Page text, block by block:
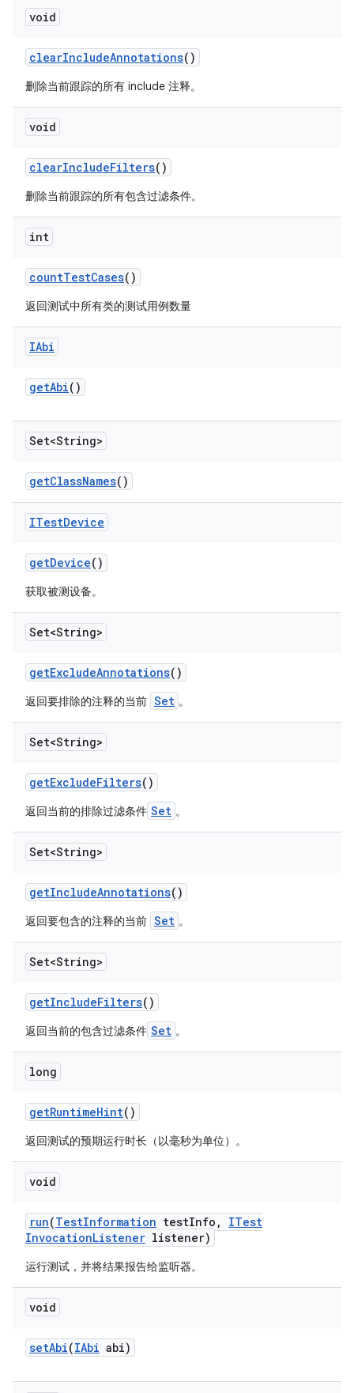
void
clearIncludeAnnotations()
删除当前跟踪的所有 include 注释。
void
clearIncludeFilters()
删除当前跟踪的所有包含过滤条件。
int
countTestCases()
返回测试中所有类的测试用例数量
IAbi
getAbi()
Set<String>
getClassNames()
ITestDevice
getDevice()
获取被测设备。
Set<String>
getExcludeAnnotations()
返回要排除的注释的当前 Set 。
Set<String>
getExcludeFilters()
返回当前的排除过滤条件 Set 。
Set<String>
getIncludeAnnotations()
返回要包含的注释的当前 Set 。
Set<String>
getIncludeFilters()
返回当前的包含过滤条件 Set 。
long
getRuntimeHint()
返回测试的预期运行时长（以毫秒为单位）。
void
run(TestInformation testInfo ,
ITest
InvocationListener listener)
运行测试，并将结果报告给监听器。
void
setAbi(IAbi abi)